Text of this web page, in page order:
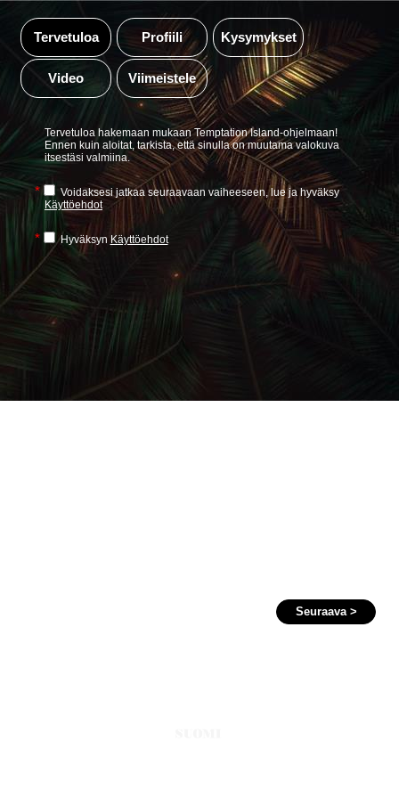
Tervetuloa Profiili Kysymykset
Video Viimeistele
Tervetuloa hakemaan mukaan Temptation Island-ohjelmaan!
Ennen kuin aloitat, tarkista, että sinulla on muutama valokuva
itsestäsi valmiina.
*
Voidaksesi jatkaa seuraavaan vaiheeseen, lue ja hyväksy
Käyttöehdot
* Hyväksyn Käyttöehdot
Seuraava >